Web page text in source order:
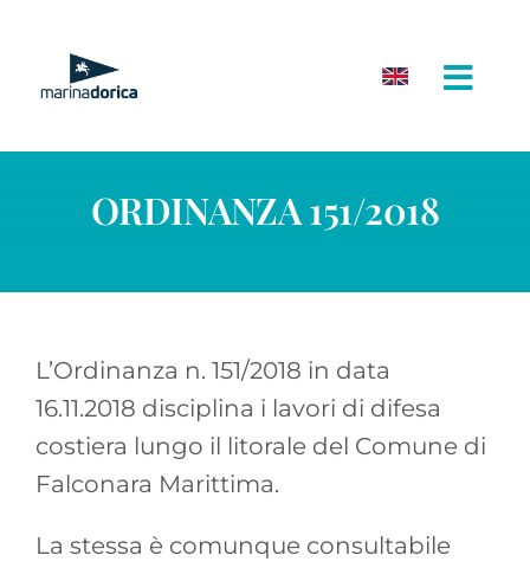
contenuto
ORDINANZA 151/2018
L’Ordinanza n. 151/2018 in data
16.11.2018 disciplina i lavori di difesa
costiera lungo il litorale del Comune di
Falconara Marittima.
La stessa è comunque consultabile